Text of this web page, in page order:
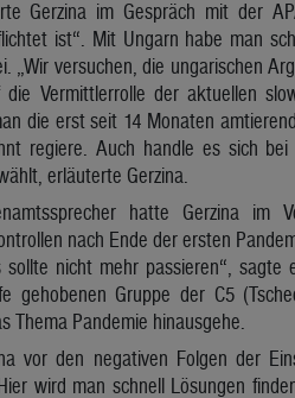
Gerzina im Gespräch mit der
ist“. Mit Ungarn habe man
„Wir versuchen, die ungarischen
Vermittlerrolle der aktuellen
die erst seit 14 Monaten
regiere. Auch handle es sich
erläuterte Gerzina.
hatte Gerzina
nach Ende der ersten
nicht mehr passieren“,
gehobenen Gruppe der C5
Thema Pandemie hinausgehe.
vor den negativen Folgen der
wird man schnell Lösungen